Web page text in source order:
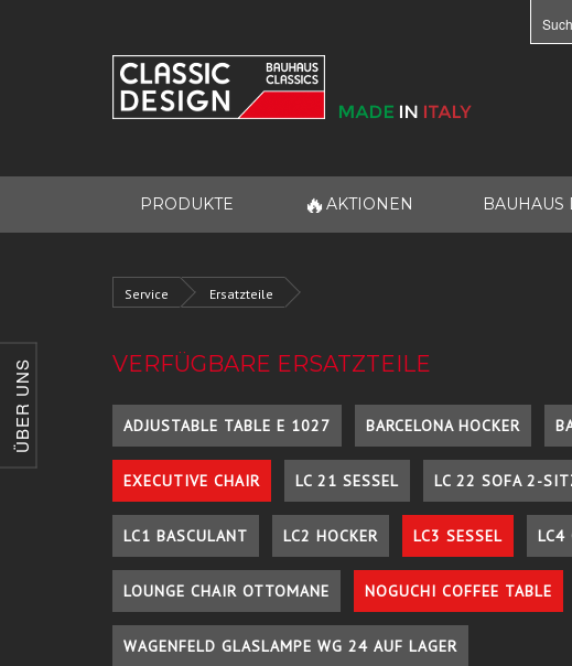
ÜBER UNS
PRODUKTE 🔥 AKTIONEN BAUHAUS
Service Ersatzteile
VERFÜGBARE ERSATZTEILE
ADJUSTABLE TABLE E 1027 BARCELONA HOCKER
EXECUTIVE CHAIR LC 21 SESSEL LC 22 SOFA 2-
LC1 BASCULANT LC2 HOCKER LC3 SESSEL LC4
LOUNGE CHAIR OTTOMANE NOGUCHI COFFEE TABLE
WAGENFELD GLASLAMPE WG 24 AUF LAGER